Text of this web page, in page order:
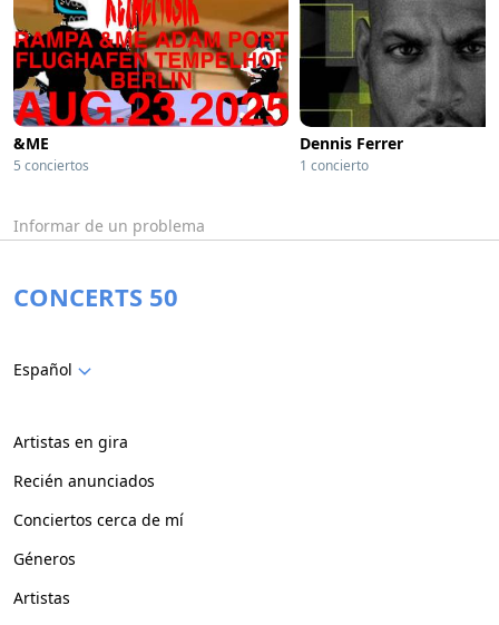
&ME
5 conciertos
Dennis Ferrer
1 concierto
Informar de un problema
CONCERTS 50
Español
Artistas en gira
Recién anunciados
Conciertos cerca de mí
Géneros
Artistas